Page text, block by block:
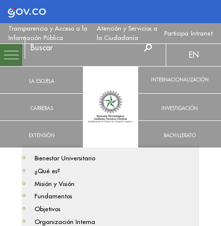
Logo Gobierno de Colombia
Transparencia y Acceso a la
Información Pública
Atención y Servicios a
la Ciudadanía
Participa Intranet
LA ESCUELA
CARRERAS
EXTENSIÓN
EN
INTERNACIONALIZACIÓN
INVESTIGACIÓN
BACHILLERATO
Bienestar Universitario
¿Qué es?
Misión y Visión
Fundamentos
Objetivos
Organización Interna